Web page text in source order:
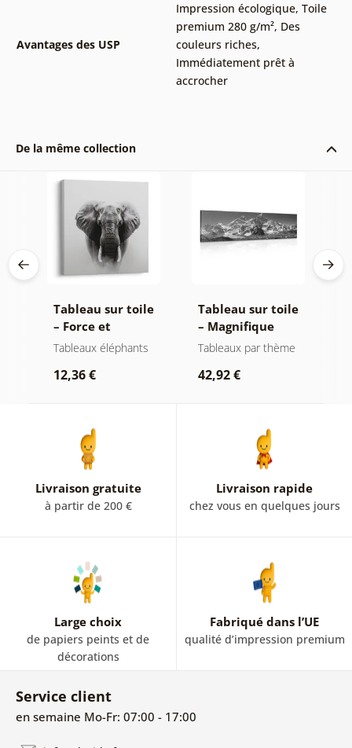
Avantages des USP
Impression écologique, Toile
premium 280 g/m², Des
couleurs riches,
Immédiatement prêt à
accrocher
De la même collection
Tableau sur toile
– Force et
sérénité de
Tableaux éléphants
12,36 €
Tableau sur toile
– Magnifique
sommet de
et blanc
Tableaux par thème
42,92 €
Livraison gratuite
à partir de 200 €
Livraison rapide
chez vous en quelques jours
Large choix
de papiers peints et de
décorations
Fabriqué dans l’UE
qualité d’impression premium
Service client
en semaine Mo-Fr: 07:00 - 17:00